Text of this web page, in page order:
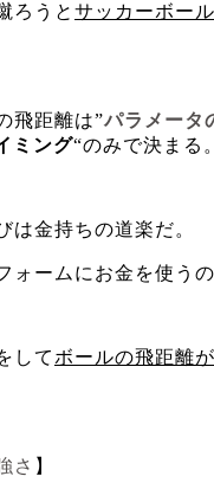
ろうと サッカーボー
飛距離は”パラメータ
ミング“のみで決まる。
は金持ちの道楽だ。
ォームにお金を使う
して ボールの飛距離
さ 】